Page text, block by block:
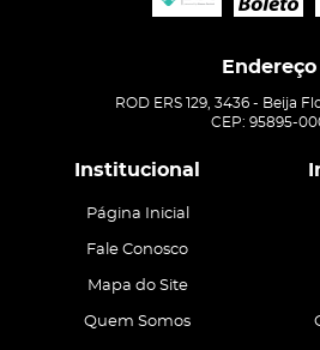
Endereço
ROD ERS 129, 3436 - Beija
CEP: 95895-
Institucional
Página Inicial
Fale Conosco
Mapa do Site
Quem Somos